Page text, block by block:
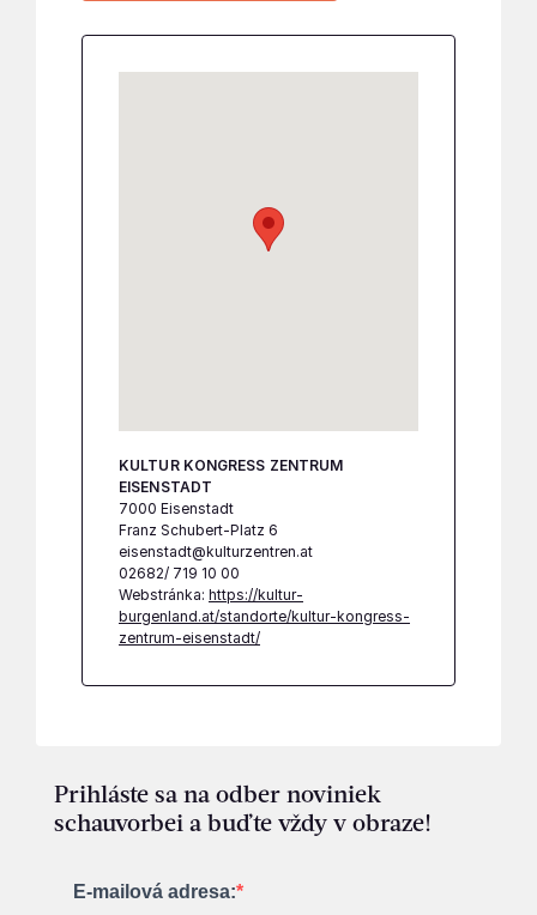
KULTUR KONGRESS ZENTRUM
EISENSTADT
7000 Eisenstadt
Franz Schubert-Platz 6
eisenstadt@kulturzentren.at
02682/ 719 10 00
Webstránka: https://kultur-
burgenland.at/standorte/kultur-kongress-
zentrum-eisenstadt/
Prihláste sa na odber noviniek
schauvorbei a buďte vždy v obraze!
E-mailová adresa: